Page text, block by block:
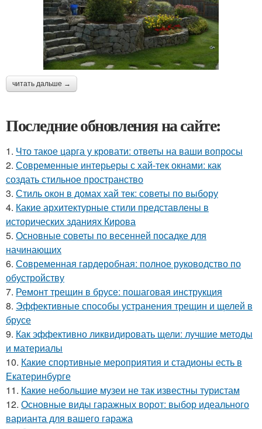
читать дальше →
Последние обновления на сайте:
1. Что такое царга у кровати: ответы на ваши вопросы
2. Современные интерьеры с хай-тек окнами: как
создать стильное пространство
3. Стиль окон в домах хай тек: советы по выбору
4. Какие архитектурные стили представлены в
исторических зданиях Кирова
5. Основные советы по весенней посадке для
начинающих
6. Современная гардеробная: полное руководство по
обустройству
7. Ремонт трещин в брусе: пошаговая инструкция
8. Эффективные способы устранения трещин и щелей в
брусе
9. Как эффективно ликвидировать щели: лучшие методы
и материалы
10. Какие спортивные мероприятия и стадионы есть в
Екатеринбурге
11. Какие небольшие музеи не так известны туристам
12. Основные виды гаражных ворот: выбор идеального
варианта для вашего гаража